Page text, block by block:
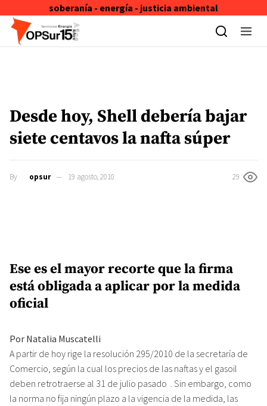
soberanía - energía - justicia ambiental
Skip to content
Desde hoy, Shell debería bajar
siete centavos la nafta súper
By opsur 19 agosto, 2010 29
Ese es el mayor recorte que la firma
está obligada a aplicar por la medida
oficial
Por Natalia Muscatelli
A partir de hoy rige la resolución 295/2010 de la secretaría de
Comercio, según la cual los precios de las naftas y el gasoil
deben retrotraerse al 31 de julio pasado . Sin embargo, como
la norma no fija ningún plazo a la vigencia de la medida, las